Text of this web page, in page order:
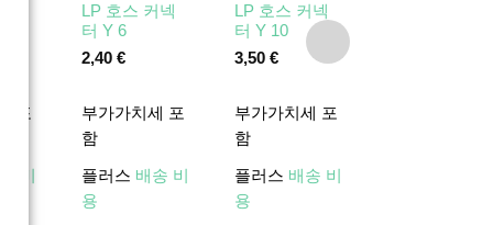
포
LP 호스 커넥
터 Y 6
2,40 €
부가가치세 포
함
플러스 배송 비
용
LP 호스 커넥
터 Y 10
3,50 €
부가가치세 포
함
플러스 배송 비
용